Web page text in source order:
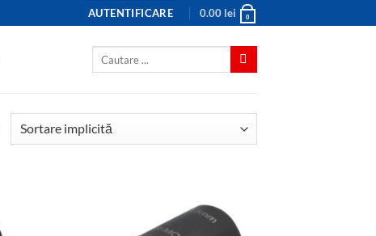
AUTENTIFICARE 0.00 lei 0